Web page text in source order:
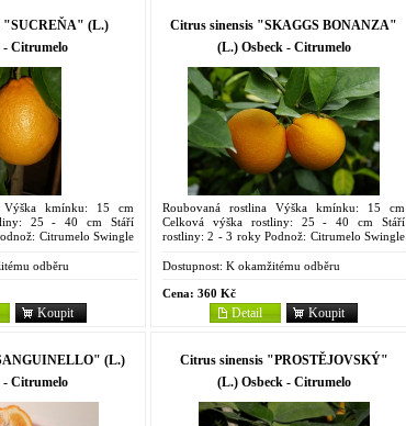
"SUCREŇA" (L.)
- Citrumelo
Výška kmínku: 15 cm
25 - 40 cm Stáří
Citrumelo Swingle
odběru
Koupit
Citrus sinensis "SKAGGS BONANZA"
(L.) Osbeck - Citrumelo
Roubovaná rostlina Výška kmínku: 15 cm
Celková výška rostliny: 25 - 40 cm Stáří
rostliny: 2 - 3 roky Podnož: Citrumelo Swingle
raná...
Dostupnost: K okamžitému odběru
Cena: 360 Kč
Koupit
Detail
(L.)
- Citrumelo
Citrus sinensis "PROSTĚJOVSKÝ"
(L.) Osbeck - Citrumelo